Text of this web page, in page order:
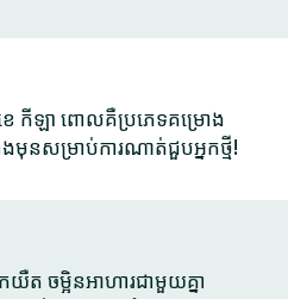
ខេ កីឡា ពោលគឺប្រភេទគម្រោង
នសម្រាប់ការណាត់ជួបអ្នកថ្មី!
ត ចម្អិនអាហារជាមួយគ្នា